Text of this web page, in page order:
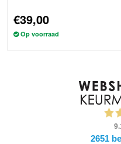
€39,00
Op voorraad